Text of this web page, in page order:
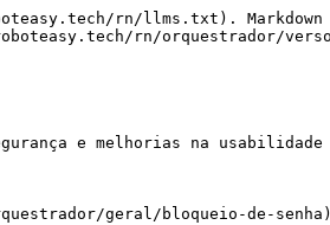
rn/llms.txt). Markdown
rn/orquestrador/
e melhorias na usabilidade
geral/bloqueio-de-